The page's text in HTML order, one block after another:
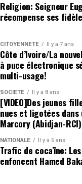
Religion: Seigneur
récompense ses
CITOYENNETÉ Il y a 7 ans
Côte d’Ivoire/La
à puce électronique
multi-usage!
SOCIETE Il y a 8 ans
[VIDEO]Des jeunes
nues et ligotées
Marcory (Abidjan-RCI)
NATIONALE Il y a 6 ans
Trafic de cocaïne:
enfoncent Hamed